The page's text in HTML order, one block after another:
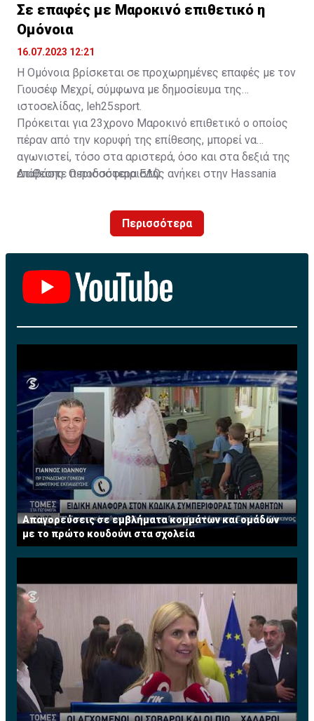
Σε επαφές με Μαροκινό επιθετικό η
Ομόνοια
16.07.2023 12:21
Η Ομόνοια βρίσκεται σε προχωρημένες επαφές με τον
Γιουσέφ Μεχρί, σύμφωνα με δημοσίευμα της
ιστοσελίδας, leh25sport.
Πρόκειται για 23χρονο Μαροκινό επιθετικό ο οποίος
πέραν από την κορυφή της επίθεσης, μπορεί να
αγωνιστεί, τόσο στα αριστερά, όσο και στα δεξιά της
επίθεσης. Ο ποδοσφαιριστής ανήκει στην Hassania
Διαβάστε περισσότεραΕΔΩ.
Περισσότερα
Απαγορεύσεις σε εμβλήματα κομμάτων και ομάδων
με το πρώτο κουδούνι στα σχολεία